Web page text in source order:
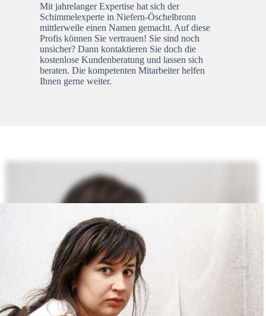
Mit jahrelanger Expertise hat sich der
Schimmelexperte in Niefern-Öschelbronn
mittlerweile einen Namen gemacht. Auf diese
Profis können Sie vertrauen! Sie sind noch
unsicher? Dann kontaktieren Sie doch die
kostenlose Kundenberatung und lassen sich
beraten. Die kompetenten Mitarbeiter helfen
Ihnen gerne weiter.